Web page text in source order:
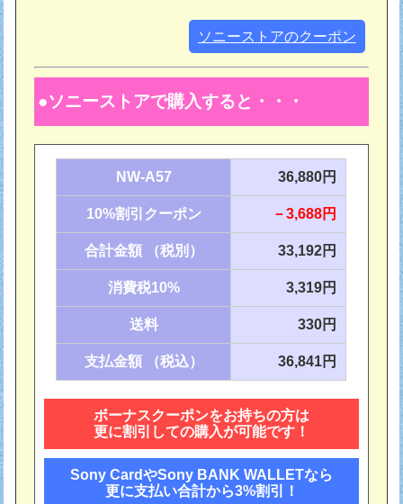
ソニーストアのクーポン
ソニーストアで購入すると・・・
NW-A57 36,880円
10%割引クーポン －3,688円
合計金額 （税別） 33,192円
消費税10% 3,319円
送料 330円
支払金額 （税込） 36,841円
ボーナスクーポンをお持ちの方は
更に割引しての購入が可能です！
Sony CardやSony BANK WALLETなら
更に支払い合計から3%割引！